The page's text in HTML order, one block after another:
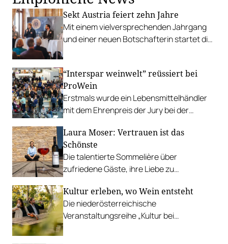
Sekt Austria feiert zehn Jahre
Mit einem vielversprechenden Jahrgang
und einer neuen Botschafterin startet die
“Interspar weinwelt” reüssiert bei
ProWein
Erstmals wurde ein Lebensmittelhändler
mit dem Ehrenpreis der Jury bei der
ausgezeichnet.
Laura Moser: Vertrauen ist das
Schönste
Die talentierte Sommelière über
zufriedene Gäste, ihre Liebe zu
Wildbret.
Kultur erleben, wo Wein entsteht
Die niederösterreichische
Veranstaltungsreihe „Kultur bei